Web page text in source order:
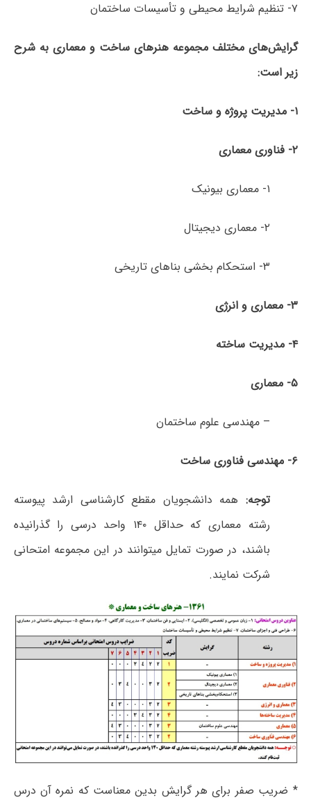
۷- تنظیم شرایط محیطی و تأسیسات ساختمان
گرایش‌های مختلف مجموعه هنرهای ساخت و معماری به شرح
زیر است:
۱- مدیریت پروژه و ساخت
۲- فناوری معماری
۱- معماری بیونیک
۲- معماری دیجیتال
۳- استحکام بخشی بناهای تاریخی
۳- معماری و انرژی
۴- مدیریت ساخته
۵- معماری
– مهندسی علوم ساختمان
۶- مهندسی فناوری ساخت
توجه: همه دانشجویان مقطع کارشناسی ارشد پیوسته
رشته معماری که حداقل ۱۴۰ واحد درسی را گذرانیده
باشند، در صورت تمایل میتوانند در این مجموعه امتحانی
شرکت نمایند.
* ضریب صفر برای هر گرایش بدین معناست که نمره آن درس